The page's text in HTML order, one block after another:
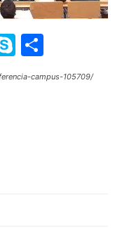
Skype
campus-105709/